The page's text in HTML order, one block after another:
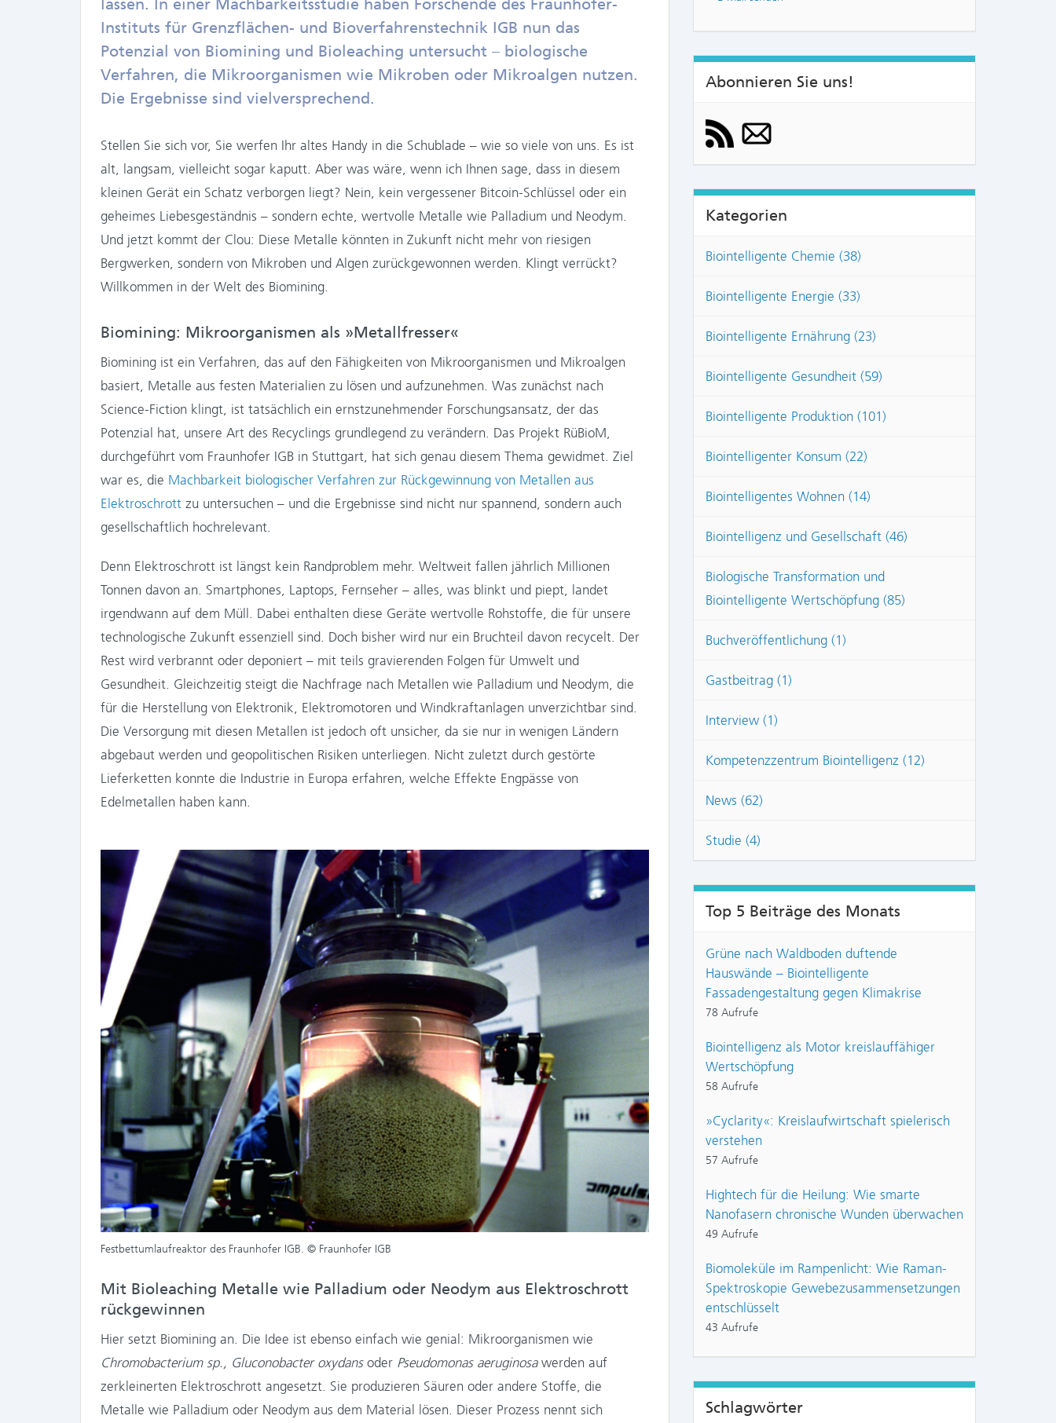
lassen. In einer Machbarkeitsstudie haben Forschende des Fraunhofer-
Instituts für Grenzflächen- und Bioverfahrenstechnik IGB nun das
Potenzial von Biomining und Bioleaching untersucht – biologische
Verfahren, die Mikroorganismen wie Mikroben oder Mikroalgen nutzen.
Die Ergebnisse sind vielversprechend.
Stellen Sie sich vor, Sie werfen Ihr altes Handy in die Schublade – wie so viele von uns. Es ist
alt, langsam, vielleicht sogar kaputt. Aber was wäre, wenn ich Ihnen sage, dass in diesem
kleinen Gerät ein Schatz verborgen liegt? Nein, kein vergessener Bitcoin-Schlüssel oder ein
geheimes Liebesgeständnis – sondern echte, wertvolle Metalle wie Palladium und Neodym.
Und jetzt kommt der Clou: Diese Metalle könnten in Zukunft nicht mehr von riesigen
Bergwerken, sondern von Mikroben und Algen zurückgewonnen werden. Klingt verrückt?
Willkommen in der Welt des Biomining.
Biomining: Mikroorganismen als »Metallfresser«
Biomining ist ein Verfahren, das auf den Fähigkeiten von Mikroorganismen und Mikroalgen
basiert, Metalle aus festen Materialien zu lösen und aufzunehmen. Was zunächst nach
Science-Fiction klingt, ist tatsächlich ein ernstzunehmender Forschungsansatz, der das
Potenzial hat, unsere Art des Recyclings grundlegend zu verändern. Das Projekt RüBioM,
durchgeführt vom Fraunhofer IGB in Stuttgart, hat sich genau diesem Thema gewidmet. Ziel
war es, die Machbarkeit biologischer Verfahren zur Rückgewinnung von Metallen aus
Elektroschrott zu untersuchen – und die Ergebnisse sind nicht nur spannend, sondern auch
gesellschaftlich hochrelevant.
Denn Elektroschrott ist längst kein Randproblem mehr. Weltweit fallen jährlich Millionen
Tonnen davon an. Smartphones, Laptops, Fernseher – alles, was blinkt und piept, landet
irgendwann auf dem Müll. Dabei enthalten diese Geräte wertvolle Rohstoffe, die für unsere
technologische Zukunft essenziell sind. Doch bisher wird nur ein Bruchteil davon recycelt. Der
Rest wird verbrannt oder deponiert – mit teils gravierenden Folgen für Umwelt und
Gesundheit. Gleichzeitig steigt die Nachfrage nach Metallen wie Palladium und Neodym, die
für die Herstellung von Elektronik, Elektromotoren und Windkraftanlagen unverzichtbar sind.
Die Versorgung mit diesen Metallen ist jedoch oft unsicher, da sie nur in wenigen Ländern
abgebaut werden und geopolitischen Risiken unterliegen. Nicht zuletzt durch gestörte
Lieferketten konnte die Industrie in Europa erfahren, welche Effekte Engpässe von
Edelmetallen haben kann.
Festbettumlaufreaktor des Fraunhofer IGB. © Fraunhofer IGB
Mit Bioleaching Metalle wie Palladium oder Neodym aus Elektroschrott
rückgewinnen
Hier setzt Biomining an. Die Idee ist ebenso einfach wie genial: Mikroorganismen wie
Chromobacterium sp., Gluconobacter oxydansoder Pseudomonas aeruginosawerden auf
zerkleinerten Elektroschrott angesetzt. Sie produzieren Säuren oder andere Stoffe, die
Metalle wie Palladium oder Neodym aus dem Material lösen. Dieser Prozess nennt sich
Abonnieren Sie uns!
Kategorien
Biointelligente Chemie (38)
Biointelligente Energie (33)
Biointelligente Ernährung (23)
Biointelligente Gesundheit (59)
Biointelligente Produktion (101)
Biointelligenter Konsum (22)
Biointelligentes Wohnen (14)
Biointelligenz und Gesellschaft (46)
Biologische Transformation und
Biointelligente Wertschöpfung (85)
Buchveröffentlichung (1)
Gastbeitrag (1)
Interview (1)
Kompetenzzentrum Biointelligenz (12)
News (62)
Studie (4)
Top 5 Beiträge des Monats
Grüne nach Waldboden duftende
Hauswände – Biointelligente
Fassadengestaltung gegen Klimakrise
78 Aufrufe
Biointelligenz als Motor kreislauffähiger
Wertschöpfung
58 Aufrufe
»Cyclarity«: Kreislaufwirtschaft spielerisch
verstehen
57 Aufrufe
Hightech für die Heilung: Wie smarte
Nanofasern chronische Wunden überwachen
49 Aufrufe
Biomoleküle im Rampenlicht: Wie Raman-
Spektroskopie Gewebezusammensetzungen
entschlüsselt
43 Aufrufe
Schlagwörter